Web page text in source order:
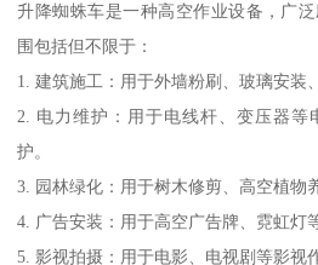
升降蜘蛛车是一种高空作业设备，广
围包括但不限于：
1. 建筑施工：用于外墙粉刷、玻璃安装
2. 电力维护：用于电线杆、变压器等
护。
3. 园林绿化：用于树木修剪、高空植物
4. 广告安装：用于高空广告牌、霓虹灯
5. 影视拍摄：用于电影、电视剧等影视